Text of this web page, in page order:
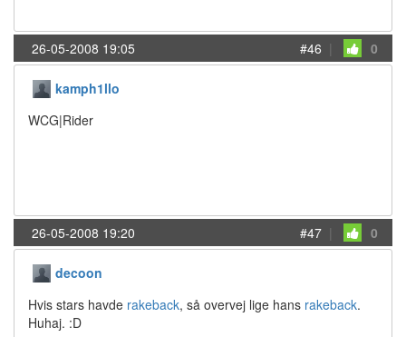
26-05-2008 19:05 #46 | 0
kamph1llo
WCG|Rider
26-05-2008 19:20 #47 | 0
decoon
Hvis stars havde rakeback, så overvej lige hans rakeback.
Huhaj. :D